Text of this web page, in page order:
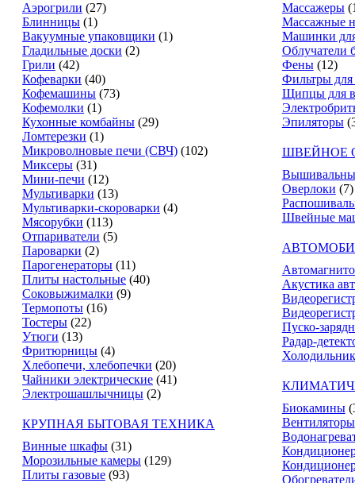
Аэрогрили (27)
Блинницы (1)
Вакуумные упаковщики (1)
Гладильные доски (2)
Грили (42)
Кофеварки (40)
Кофемашины (73)
Кофемолки (1)
Кухонные комбайны (29)
Ломтерезки (1)
Микроволновые печи (СВЧ) (102)
Миксеры (31)
Мини-печи (12)
Мультиварки (13)
Мультиварки-скороварки (4)
Мясорубки (113)
Отпариватели (5)
Пароварки (2)
Парогенераторы (11)
Плиты настольные (40)
Соковыжималки (9)
Термопоты (16)
Тостеры (22)
Утюги (13)
Фритюрницы (4)
Хлебопечи, хлебопечки (20)
Чайники электрические (41)
Электрошашлычницы (2)
КРУПНАЯ БЫТОВАЯ ТЕХНИКА
Винные шкафы (31)
Морозильные камеры (129)
Плиты газовые (93)
Массажеры
Массажные
Машинки
Облучатели
Фены (12)
Фильтры
Щипцы для
Эпиляторы
ШВЕЙНОЕ
Оверлоки (7)
Швейные
Акустика
Пуско-
Радар-
Биокамины
Вентиляторы